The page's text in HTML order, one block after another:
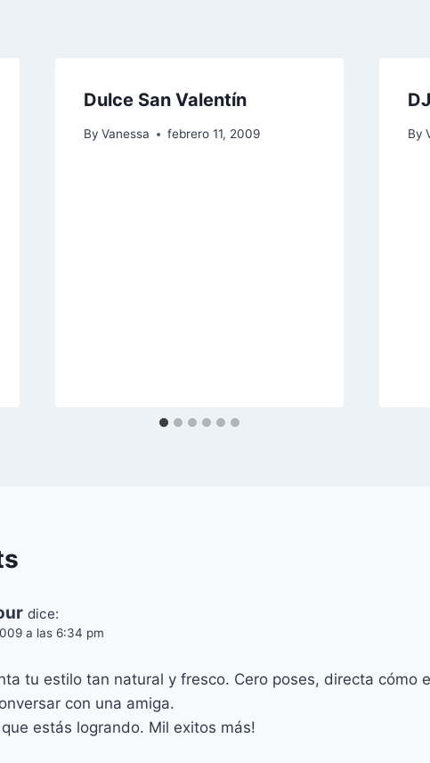
Dulce San Valentín
By Vanessa febrero 11, 2009 By
dice:
a las 6:34 pm
tu estilo tan natural y fresco. Cero poses, directa cómo
con una amiga.
estás logrando. Mil exitos más!